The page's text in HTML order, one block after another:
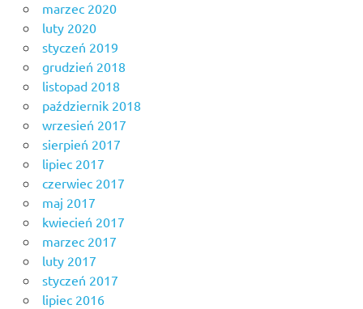
marzec 2020
luty 2020
styczeń 2019
grudzień 2018
listopad 2018
październik 2018
wrzesień 2017
sierpień 2017
lipiec 2017
czerwiec 2017
maj 2017
kwiecień 2017
marzec 2017
luty 2017
styczeń 2017
lipiec 2016